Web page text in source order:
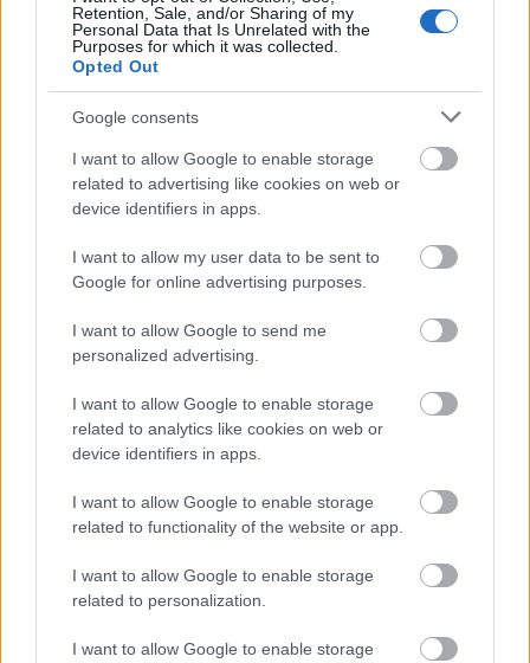
Retention, Sale, and/or Sharing of my
Personal Data that Is Unrelated with the
Purposes for which it was collected.
Opted Out
Google consents
I want to allow Google to enable storage
related to advertising like cookies on web or
device identifiers in apps.
I want to allow my user data to be sent to
Google for online advertising purposes.
I want to allow Google to send me
personalized advertising.
I want to allow Google to enable storage
related to analytics like cookies on web or
device identifiers in apps.
I want to allow Google to enable storage
related to functionality of the website or app.
I want to allow Google to enable storage
related to personalization.
I want to allow Google to enable storage
Történelmi táj, amelynek minden köve mesél –
megújul a tatai Angolkert
A projekt részeként megújulnak a területen található
műemlékek, köztük a különleges Műromok, valamint a közeli
M1 bővítés: már zajlik a teljesen új
Bicske Kelet csomópont építése
Új gyalogosátkelők és jelzőlámpás
csomópont épül Angyalföldön